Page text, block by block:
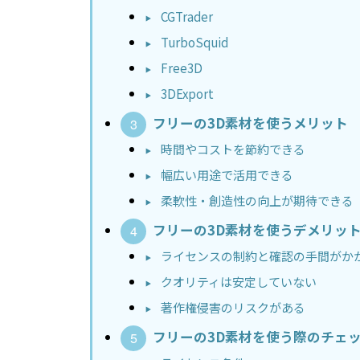
CGTrader
TurboSquid
Free3D
3DExport
フリーの3D素材を使うメリット
時間やコストを節約できる
幅広い用途で活用できる
柔軟性・創造性の向上が期待できる
フリーの3D素材を使うデメリット
ライセンスの制約と確認の手間がか
クオリティは安定していない
著作権侵害のリスクがある
フリーの3D素材を使う際のチェ